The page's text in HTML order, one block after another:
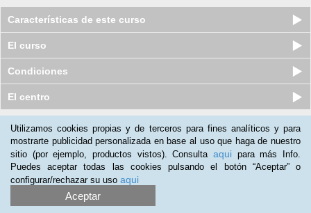
Características de este curso
El curso
Condiciones
El centro
Nuestros clientes opinan:
Alejandra Stubbia(23-03-2018)
Me ayudo en mi profesión. Lo recomendaría totalmente.
Utilizamos cookies propias y de terceros para fines analíticos y para
mostrarte publicidad personalizada en base al uso que haga de nuestro
sitio (por ejemplo, productos vistos). Consulta aqui para más Info.
Puedes aceptar todas las cookies pulsando el botón “Aceptar” o
configurar/rechazar su uso aqui
Aceptar